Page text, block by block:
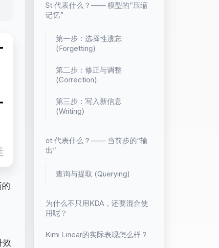
效
St 代表什么？—— 模型的“压缩
记忆”
第一步：选择性遗忘
(Forgetting)
第二步：修正与调整
(Correction)
第三步：写入新信息
(Writing)
ot 代表什么？—— 当前步的“输
出”
查询与提取 (Querying)
为什么不只用KDA，还要混合使
用呢？
Kimi Linear的实际表现怎么样？